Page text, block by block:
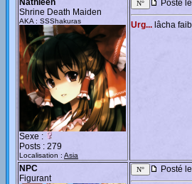
Nathleen
Shrine Death Maiden
AKA : SSShakuras
Sexe :
Posts : 279
Localisation : Asia
Posté
Urg... lâcha
NPC
Figurant
Posté